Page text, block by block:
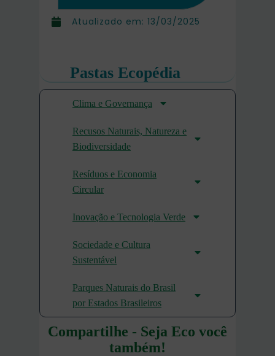
Atualizado em: 13/03/2025
Pastas Ecopédia
Clima e Governança
Recusos Naturais, Natureza e
Biodiversidade
Resíduos e Economia
Circular
Inovação e Tecnologia Verde
Sociedade e Cultura
Sustentável
Parques Naturais do Brasil
por Estados Brasileiros
Compartilhe - Seja Eco você
também!